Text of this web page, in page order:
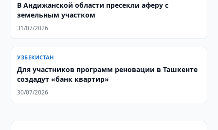
В Андижанской области пресекли аферу с
земельным участком
31/07/2026
УЗБЕКИСТАН
Для участников программ реновации в Ташкенте
создадут «банк квартир»
30/07/2026